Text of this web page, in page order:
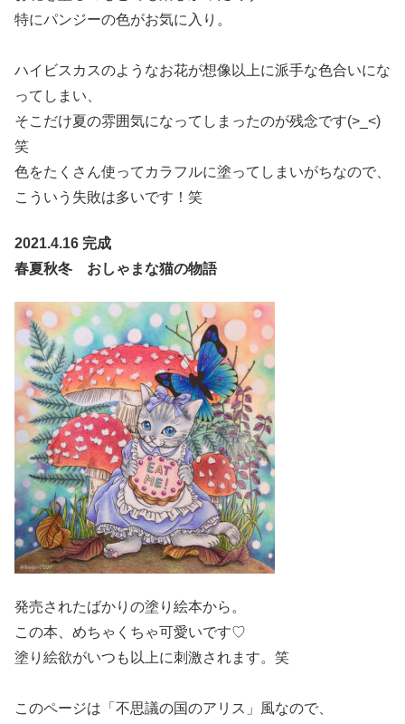
特にパンジーの色がお気に入り。
ハイビスカスのようなお花が想像以上に派手な色合いにな
ってしまい、
そこだけ夏の雰囲気になってしまったのが残念です(>_<)
笑
色をたくさん使ってカラフルに塗ってしまいがちなので、
こういう失敗は多いです！笑
2021.4.16 完成
春夏秋冬 おしゃまな猫の物語
発売されたばかりの塗り絵本から。
この本、めちゃくちゃ可愛いです♡
塗り絵欲がいつも以上に刺激されます。笑
このページは「不思議の国のアリス」風なので、